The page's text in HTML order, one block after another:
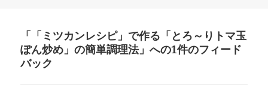
「「ミツカンレシピ」で作る「とろ～りトマ玉
ぽん炒め」の簡単調理法」への1件のフィード
バック